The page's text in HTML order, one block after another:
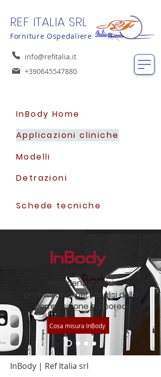
Forniture Ospedaliere
+390645547880
info@refitalia.it
REF ITALIA SRL
InBody Home
Applicazioni cliniche
Modelli
Detrazioni
Schede tecniche
Impedenziometri
professionali per l'analisi della
composizione corporea
Cosa misura InBody
InBody | Ref Italia srl